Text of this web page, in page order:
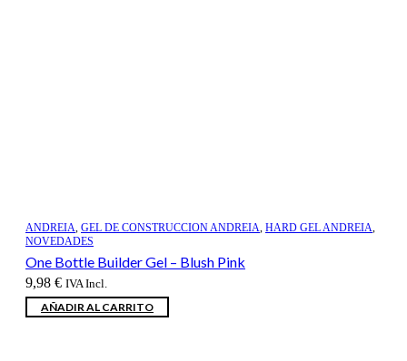
ANDREIA, GEL DE CONSTRUCCION ANDREIA, HARD GEL ANDREIA,
NOVEDADES
One Bottle Builder Gel – Blush Pink
9,98 € IVA Incl.
AÑADIR AL CARRITO